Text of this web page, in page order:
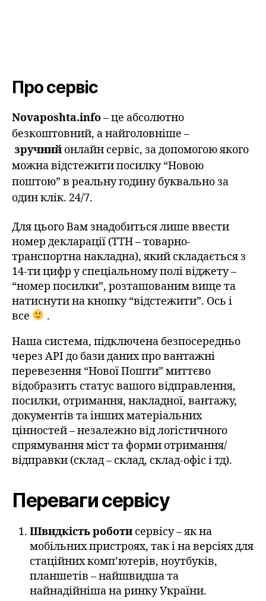
Про сервіс
Novaposhta.info– це абсолютно
безкоштовний, а найголовніше –
зручнийонлайн сервіс, за допомогою якого
можна відстежити посилку “Новою
поштою” в реальну годину буквально за
один клік. 24/7.
Для цього Вам знадобиться лише ввести
номер декларації (ТТН – товарно-
транспортна накладна), який складається з
14-ти цифр у спеціальному полі віджету –
“номер посилки”, розташованим вище та
натиснути на кнопку “відстежити”. Ось і
все
.
Наша система, підключена безпосередньо
через API до бази даних про вантажні
перевезення “Нової Пошти” миттєво
відобразить статус вашого відправлення,
посилки, отримання, накладної, вантажу,
документів та інших матеріальних
цінностей – незалежно від логістичного
спрямування міст та форми отримання/
відправки (склад – склад, склад-офіс і тд).
Переваги сервісу
Швидкість роботисервісу – як на
мобільних пристроях, так і на версіях для
стаційних комп’ютерів, ноутбуків,
планшетів – найшвидша та
найнадійніша на ринку України.